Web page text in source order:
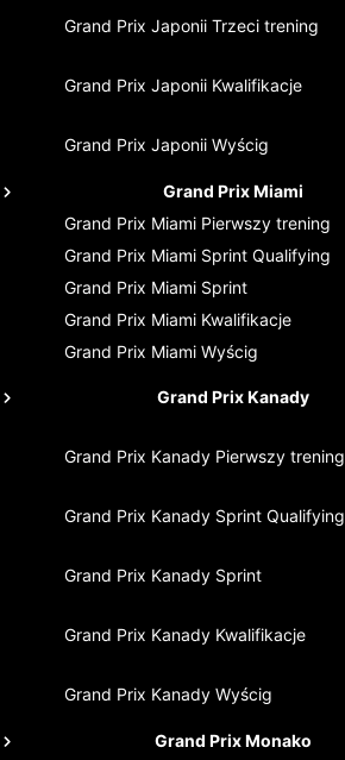
Grand Prix Japonii Trzeci trening
Grand Prix Japonii Kwalifikacje
Grand Prix Japonii Wyścig
Grand Prix Miami
Grand Prix Miami Pierwszy trening
Grand Prix Miami Sprint Qualifying
Grand Prix Miami Sprint
Grand Prix Miami Kwalifikacje
Grand Prix Miami Wyścig
Grand Prix Kanady
Grand Prix Kanady Pierwszy trening
Grand Prix Kanady Sprint Qualifying
Grand Prix Kanady Sprint
Grand Prix Kanady Kwalifikacje
Grand Prix Kanady Wyścig
Grand Prix Monako